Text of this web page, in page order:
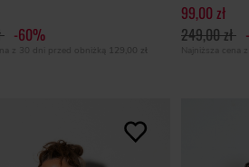
-60%
z 30 dni przed obniżką 129,00 zł
99,00 zł
249,00 zł
Najniższa cena